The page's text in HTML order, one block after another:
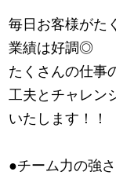
毎日お客様がた
業績は好調◎
たくさんの仕事
工夫とチャレン
いたします！！
●チーム力の強